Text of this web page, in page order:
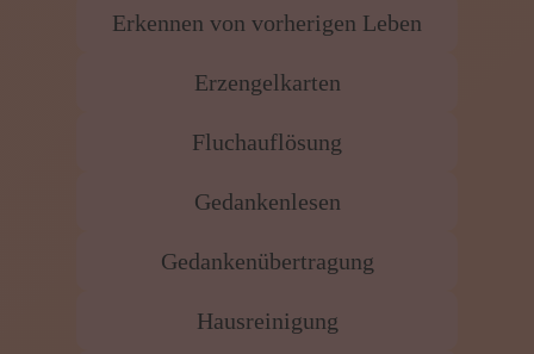
Erkennen von vorherigen Leben
Erzengelkarten
Fluchauflösung
Gedankenlesen
Gedankenübertragung
Hausreinigung